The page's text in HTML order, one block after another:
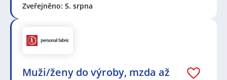
Zveřejněno: 5. srpna
Muži/ženy do výroby, mzda až